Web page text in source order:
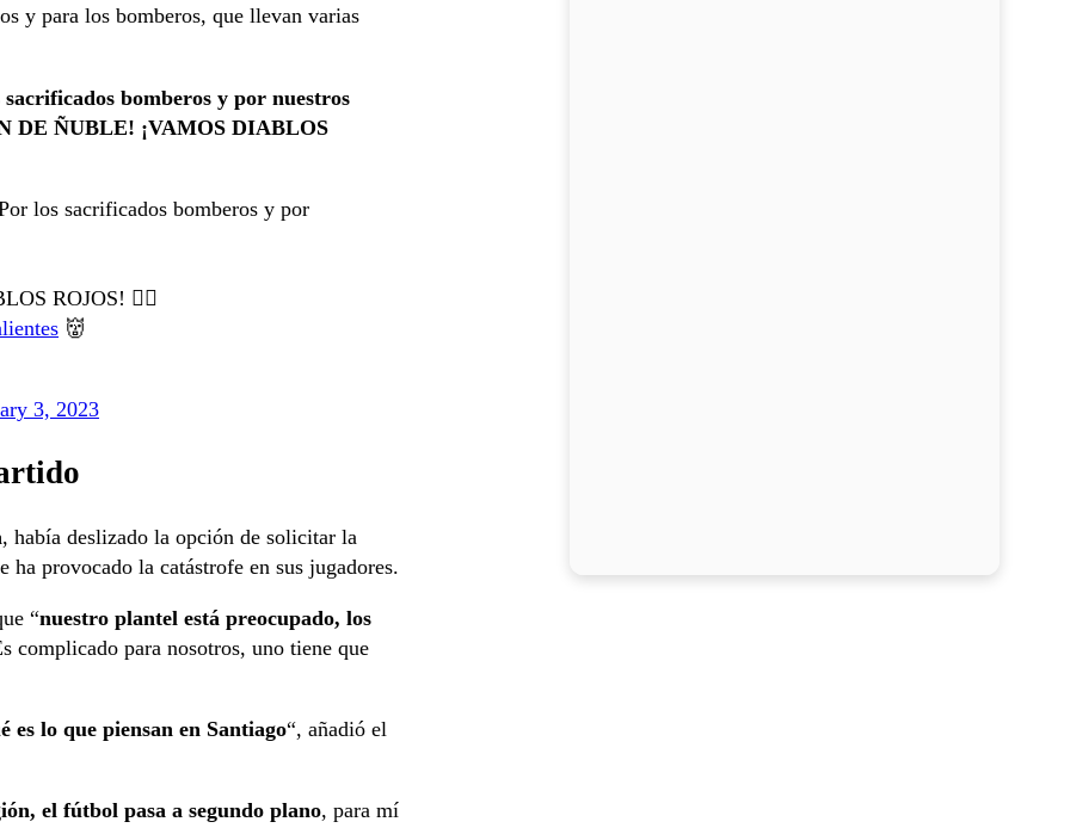
y para los bomberos, que llevan varias
bomberos y por nuestros
DE ÑUBLE! ¡VAMOS DIABLOS
los sacrificados bomberos y por
ROJOS! ✊🏻
👹
3, 2023
, había deslizado la opción de solicitar la
provocado la catástrofe en sus jugadores.
“nuestro plantel está preocupado, los
complicado para nosotros, uno tiene que
es lo que piensan en Santiago“, añadió el
el fútbol pasa a segundo plano, para mí